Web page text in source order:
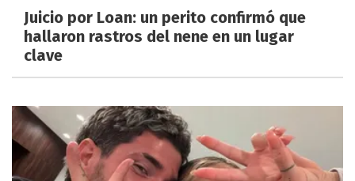
Juicio por Loan: un perito confirmó que
hallaron rastros del nene en un lugar
clave